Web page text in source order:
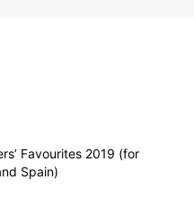
Favourites 2019 (for
Spain)